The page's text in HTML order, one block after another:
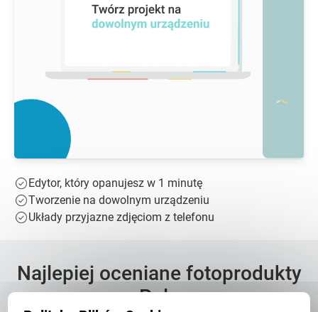
Edytor, który opanujesz w 1 minutę
Tworzenie na dowolnym urządzeniu
Układy przyjazne zdjęciom z telefonu
Najlepiej oceniane fotoprodukty
w Polsce